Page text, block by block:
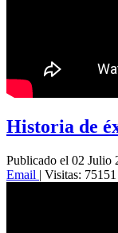
Historia de
Publicado el 02 Julio
Email | Visitas: 75151